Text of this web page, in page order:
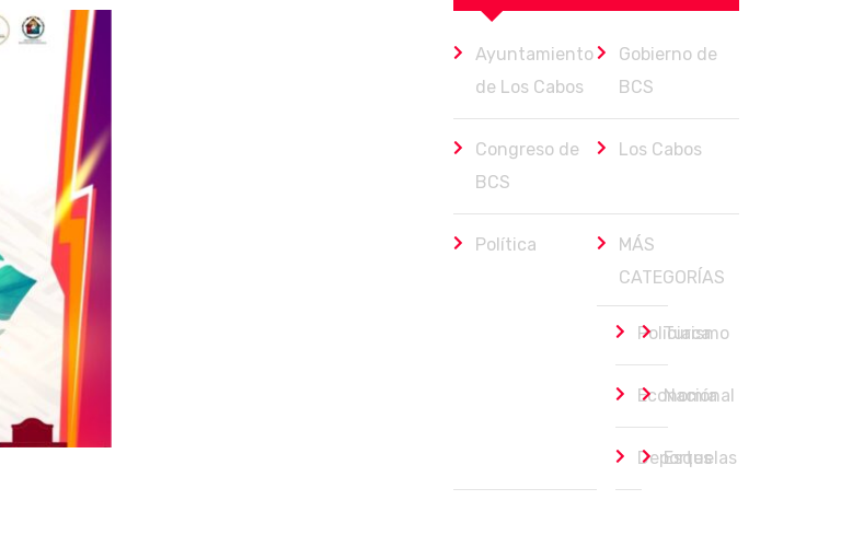
Política
Ayuntamiento
de Los Cabos
Gobierno de
BCS
Congreso de
BCS
Los Cabos
Política
MÁS
CATEGORÍAS
Policiaca
Turismo
Economía
Nacional
Deportes
Esquelas